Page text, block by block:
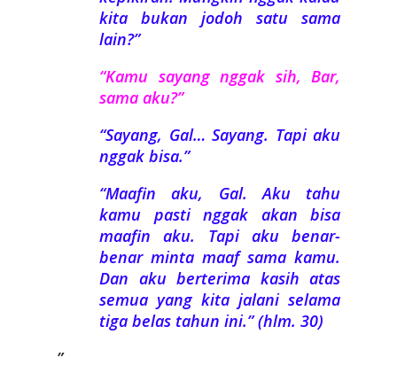
kita bukan jodoh satu sama
lain?”
“Kamu sayang nggak sih, Bar,
sama aku?”
“Sayang, Gal… Sayang. Tapi aku
nggak bisa.”
“Maafin aku, Gal. Aku tahu
kamu pasti nggak akan bisa
maafin aku. Tapi aku benar-
benar minta maaf sama kamu.
Dan aku berterima kasih atas
semua yang kita jalani selama
tiga belas tahun ini.” (hlm. 30)